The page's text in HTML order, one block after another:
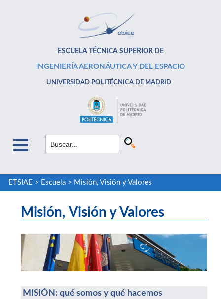
ESCUELA TÉCNICA SUPERIOR DE
INGENIERÍA AERONÁUTICA Y DEL ESPACIO
UNIVERSIDAD POLITÉCNICA DE MADRID
ETSIAE > Escuela> Misión, Visión y Valores
Misión, Visión y Valores
MISIÓN: qué somos y qué hacemos